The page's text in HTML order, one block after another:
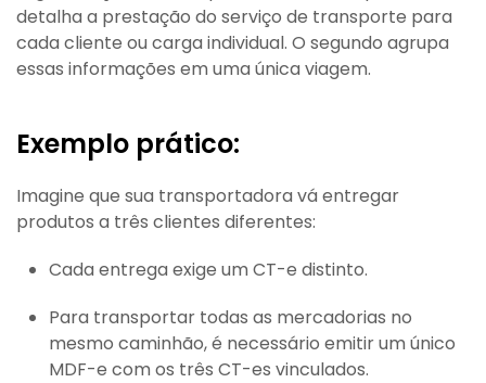
detalha a prestação do serviço de transporte para
cada cliente ou carga individual. O segundo agrupa
essas informações em uma única viagem.
Exemplo prático:
Imagine que sua transportadora vá entregar
produtos a três clientes diferentes:
Cada entrega exige um CT-e distinto.
Para transportar todas as mercadorias no
mesmo caminhão, é necessário emitir um único
MDF-e com os três CT-es vinculados.